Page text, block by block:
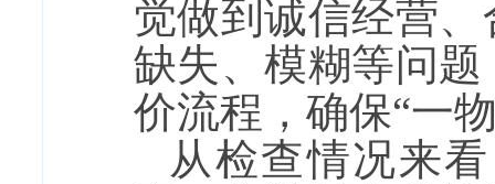
觉做到诚信经营
缺失、模糊等问
价流程，确保“一
从检查情况来